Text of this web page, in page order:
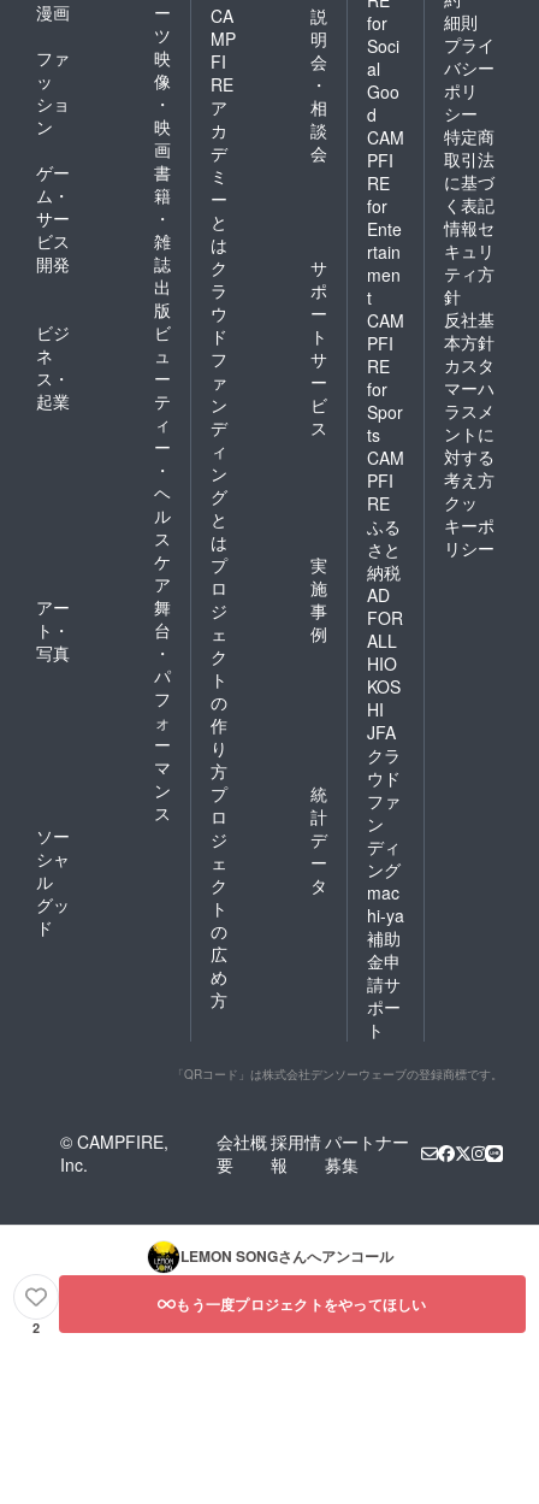
漫画
ー
ツ
ファ
ッ
ショ
ン
映
像
・
映
画
ゲー
ム・
サー
ビス
開発
書
籍
・
雑
誌
出
版
ビジ
ネ
ス・
起業
ビ
ュ
ー
テ
ィ
ー
・
ヘ
ル
ス
ケ
ア
アー
ト・
写真
舞
台
・
パ
フ
ォ
ー
マ
ン
ス
ソー
シャ
ル
グッ
ド
CA
MP
FI
RE
ア
カ
デ
ミ
ー
と
は
説
明
会
・
相
談
会
ク
ラ
ウ
ド
フ
ァ
ン
デ
ィ
ン
グ
と
は
サ
ポ
ー
ト
サ
ー
ビ
ス
プ
ロ
ジ
ェ
ク
ト
の
作
り
方
実
施
事
例
プ
ロ
ジ
ェ
ク
ト
の
広
め
方
統
計
デ
ー
タ
for
Soci
al
Goo
d
CAM
PFI
RE
for
Ente
rtain
men
t
CAM
PFI
RE
for
Spor
ts
CAM
PFI
RE
ふる
さと
納税
AD
FOR
ALL
HIO
KOS
HI
JFA
クラ
ウド
ファ
ン
ディ
ング
mac
hi-ya
補助
金申
請サ
ポー
ト
細則
プライ
バシー
ポリ
シー
特定商
取引法
に基づ
く表記
情報セ
キュリ
ティ方
針
反社基
本方針
カスタ
マーハ
ラスメ
ントに
対する
考え方
クッ
キーポ
リシー
「QRコード」は株式会社デンソーウェーブの登録商標です。
© CAMPFIRE,
Inc.
会社概
要
採用情
報
パートナー
募集
LEMON SONGさんへアンコール
2
もう一度プロジェクトをやってほしい